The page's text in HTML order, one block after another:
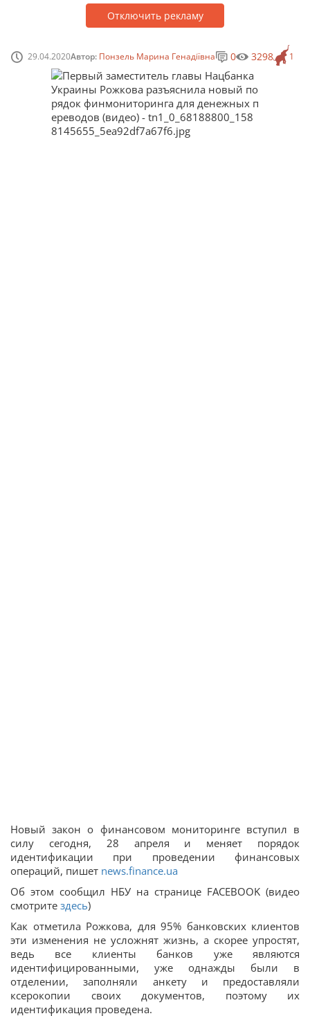
Отключить рекламу
29.04.2020Автор: Понзель Марина Генадіївна 1
0 3298
Новый закон о финансовом мониторинге вступил в
силу сегодня, 28 апреля и меняет порядок
идентификации при проведении финансовых
операций, пишет news.finance.ua
Об этом сообщил НБУ на странице FACEBOOK (видео
смотрите здесь)
Как отметила Рожкова, для 95% банковских клиентов
эти изменения не усложнят жизнь, а скорее упростят,
ведь все клиенты банков уже являются
идентифицированными, уже однажды были в
отделении, заполняли анкету и предоставляли
ксерокопии своих документов, поэтому их
идентификация проведена.